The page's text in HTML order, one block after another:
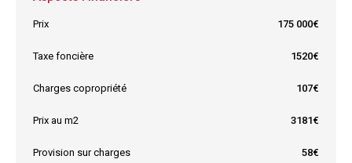
Prix 175 000€
Taxe foncière 1520€
Charges copropriété 107€
Prix au m2 3181€
Provision sur charges 58€